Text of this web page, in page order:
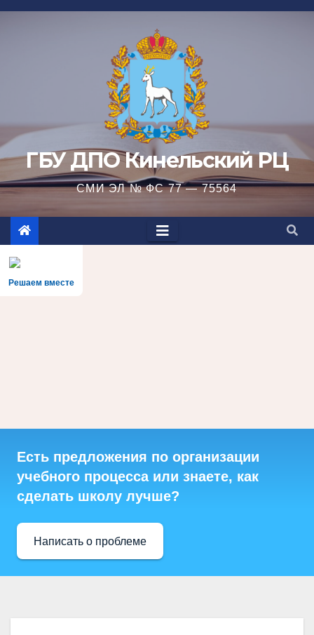
Перейти
ГБУ ДПО Кинельский РЦ
СМИ ЭЛ № ФС 77 — 75564
Решаем вместе
Есть предложения по организации
учебного процесса или знаете, как
сделать школу лучше?
Написать о проблеме